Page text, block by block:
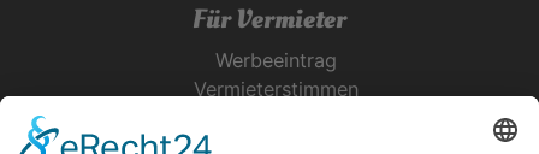
Für Vermieter
Werbeeintrag
Vermieterstimmen